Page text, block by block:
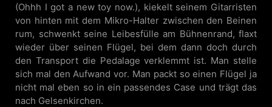
(Ohhh I got a new toy now.), kiekelt seinem Gitarristen
von hinten mit dem Mikro-Halter zwischen den Beinen
rum, schwenkt seine Leibesfülle am Bühnenrand, flaxt
wieder über seinen Flügel, bei dem dann doch durch
den Transport die Pedalage verklemmt ist. Man stelle
sich mal den Aufwand vor. Man packt so einen Flügel ja
nicht mal eben so in ein passendes Case und trägt das
nach Gelsenkirchen.